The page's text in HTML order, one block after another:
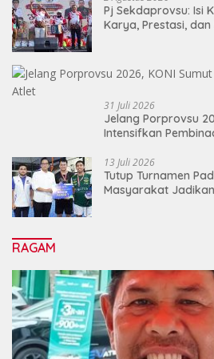
Pj Sekdaprovsu: Isi
Karya, Prestasi,
31 Juli 2026
Jelang Porprovsu
Intensifkan
13 Juli 2026
Tutup Turnamen
Masyarakat
RAGAM